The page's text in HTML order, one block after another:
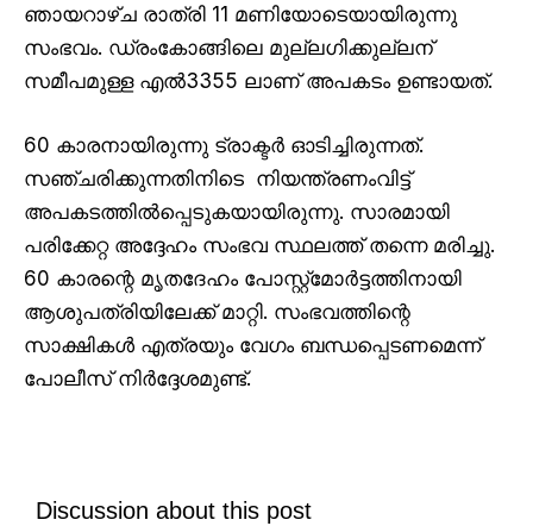
ഞായറാഴ്ച രാത്രി 11 മണിയോടെയായിരുന്നു
സംഭവം. ഡ്രംകോങ്ങിലെ മുല്ലഗിക്കുല്ലന്
സമീപമുള്ള എൽ3355 ലാണ് അപകടം ഉണ്ടായത്.
60 കാരനായിരുന്നു ട്രാക്ടർ ഓടിച്ചിരുന്നത്.
സഞ്ചരിക്കുന്നതിനിടെ നിയന്ത്രണംവിട്ട്
അപകടത്തിൽപ്പെടുകയായിരുന്നു. സാരമായി
പരിക്കേറ്റ അദ്ദേഹം സംഭവ സ്ഥലത്ത് തന്നെ മരിച്ചു.
60 കാരന്റെ മൃതദേഹം പോസ്റ്റ്‌മോർട്ടത്തിനായി
ആശുപത്രിയിലേക്ക് മാറ്റി. സംഭവത്തിന്റെ
സാക്ഷികൾ എത്രയും വേഗം ബന്ധപ്പെടണമെന്ന്
പോലീസ് നിർദ്ദേശമുണ്ട്.
Discussion about this post